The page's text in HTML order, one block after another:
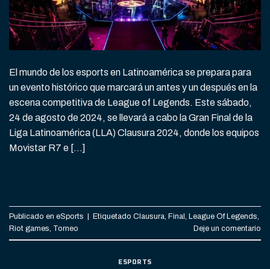
El mundo de los esports en Latinoamérica se prepara para
un evento histórico que marcará un antes y un después en la
escena competitiva de League of Legends. Este sábado,
24 de agosto de 2024, se llevará a cabo la Gran Final de la
Liga Latinoamérica (LLA) Clausura 2024, donde los equipos
Movistar R7 e […]
Publicado en eSports Etiquetado Clausura, Final , League Of Legends,
Riot games, Torneo Deje un comentario
ESPORTS